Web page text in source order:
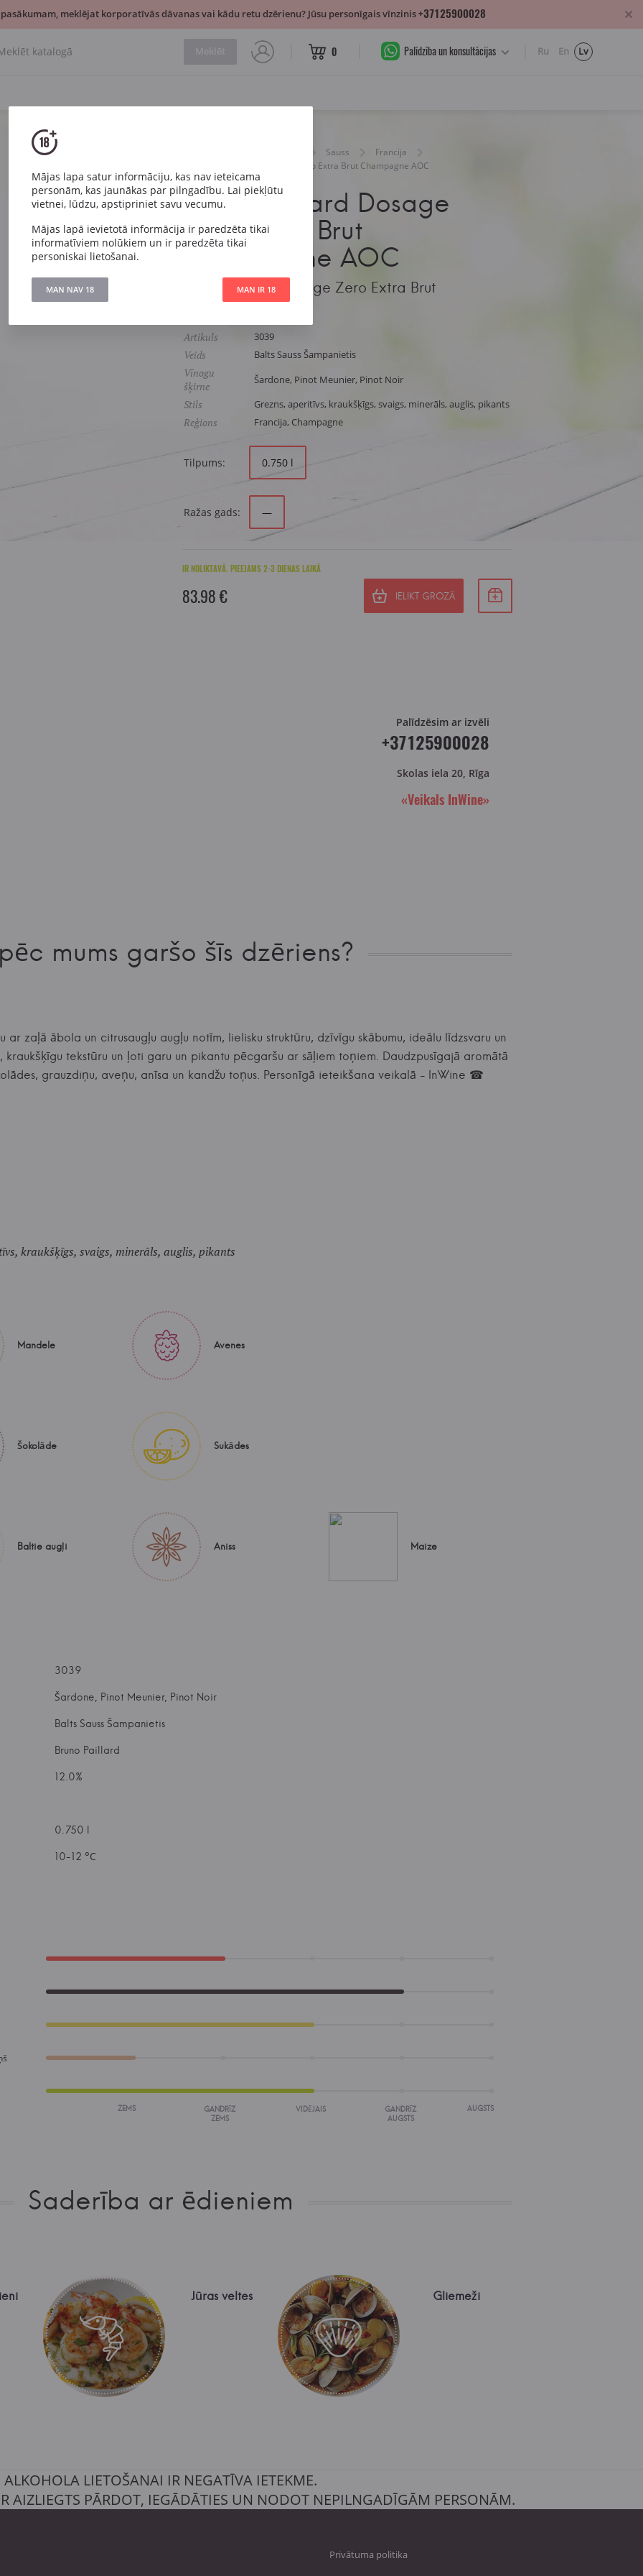
0 Palīdzība un konsultācijas Ru En Lv
Sauss
Francija
Bruno Paillard Dosage Zero Extra Brut Champagne AOC
Bruno Paillard Dosage
Zero Extra Brut
Champagne AOC
Bruno Paillard Dosage Zero Extra Brut
Champagne AOC
Artikuls 3039
Veids Balts Sauss Šampanietis
Vīnogu
šķirne
Šardone, Pinot Meunier, Pinot Noir
Stils Grezns, aperitīvs, kraukšķīgs, svaigs, minerāls, auglis, pikants
Reģions Francija, Champagne
Tilpums: 0.750 l
Ražas gads: —
IR NOLIKTAVĀ. PIEEJAMS 2-3 DIENAS LAIKĀ
83.98 € IELIKT GROZĀ
Palīdzēsim ar izvēli
+37125900028
Skolas iela 20, Rīga
«Veikals InWine»
mums garšo šīs dzēriens?
zaļā ābola un citrusaugļu augļu notīm, lielisku struktūru, dzīvīgu skābumu, ideālu līdzsvaru un
tekstūru un ļoti garu un pikantu pēcgaršu ar sāļiem toņiem. Daudzpusīgajā aromātā
grauzdiņu, aveņu, anīsa un kandžu toņus. Personīgā ieteikšana veikalā - InWine ☎
kraukšķīgs, svaigs, minerāls, auglis, pikants
Mandele Avenes
Šokolāde Sukādes
Baltie augļi Aniss Maize
3039
Šardone, Pinot Meunier, Pinot Noir
Balts Sauss Šampanietis
Bruno Paillard
12.0%
0.750 l
10-12 °С
ZEMS
GANDRĪZ
ZEMS
VIDĒJAIS
GANDRĪZ
AUGSTS
AUGSTS
Saderība ar ēdieniem
Jūras veltes Gliemeži
Mājas lapa satur informāciju, kas nav ieteicama
personām, kas jaunākas par pilngadību. Lai piekļūtu
vietnei, lūdzu, apstipriniet savu vecumu.
Mājas lapā ievietotā informācija ir paredzēta tikai
informatīviem nolūkiem un ir paredzēta tikai
personiskai lietošanai.
MAN NAV 18 MAN IR 18
ALKOHOLA LIETOŠANAI IR NEGATĪVA IETEKME.
AIZLIEGTS PĀRDOT, IEGĀDĀTIES UN NODOT NEPILNGADĪGĀM PERSONĀM.
Privātuma politika
meklējat korporatīvās dāvanas vai kādu retu dzērienu? Jūsu personīgais vīnzinis+37125900028